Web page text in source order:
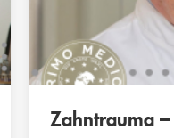
Zahntrauma –